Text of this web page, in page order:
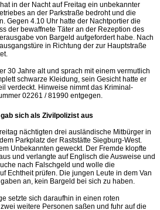
in der Nacht auf Freitag ein unbekannter
an der Parkstraße bedroht und die
Gegen 4.10 Uhr hatte der Nachtportier die
der bewaffnete Täter an der Rezeption des
von Bargeld aufgefordert habe. Nach
in Richtung der zur Hauptstraße
30 Jahre alt und sprach mit einem vermutlich
schwarze Kleidung, sein Gesicht hatte er
verdeckt. Hinweise nimmt das Kriminal-
02261 / 81990 entgegen.
sich als Zivilpolizist aus
nächtigten drei ausländische Mitbürger in
Parkplatz der Raststätte Siegburg-West.
Unbekannten geweckt. Der Fremde klopfte
und verlangte auf Englisch die Ausweise und
nach Falschgeld und wolle die
Echtheit prüfen. Die jungen Leute in dem Van
an, kein Bargeld bei sich zu haben.
setzte sich daraufhin in einen roten
weitere Personen saßen und fuhr auf die